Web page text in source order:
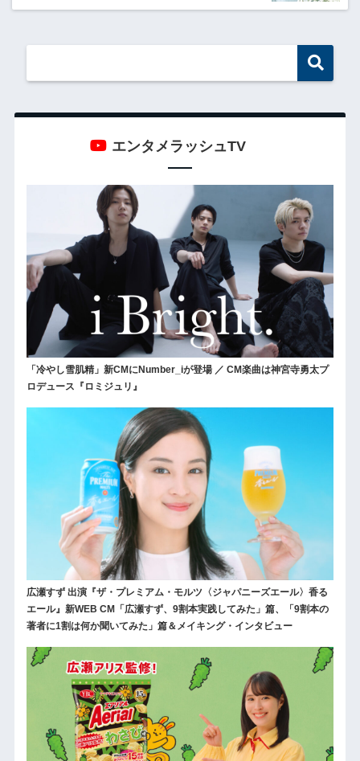
エンタメラッシュTV
「冷やし雪肌精」新CMにNumber_iが登場 ／ CM楽曲は神宮寺勇太プ
ロデュース『ロミジュリ』
広瀬すず 出演『ザ・プレミアム・モルツ〈ジャパニーズエール〉香る
エール』新WEB CM「広瀬すず、9割本実践してみた」篇、「9割本の
著者に1割は何か聞いてみた」篇＆メイキング・インタビュー